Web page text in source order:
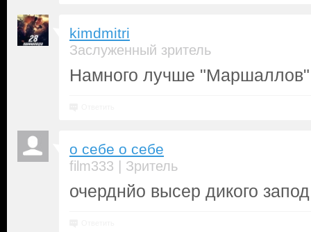
kimdmitri
Заслуженный зритель
Намного лучше "Маршаллов"
о себе о себе
film333 | Зритель
очерднйо высер дикого